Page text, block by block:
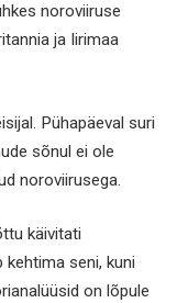
noroviiruse
ja Iirimaa
Pühapäeval suri
sõnul ei ole
noroviirusega.
käivitati
seni, kuni
on lõpule